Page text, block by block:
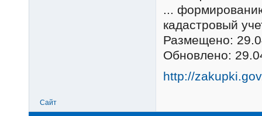
...
кадастровый
Размещено:
Обновлено:
http://
Сайт